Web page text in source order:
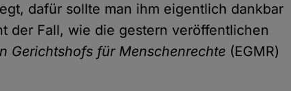
dafür sollte man ihm eigentlich dankbar
der Fall, wie die gestern veröffentlichen
Gerichtshofs für Menschenrechte (EGMR)